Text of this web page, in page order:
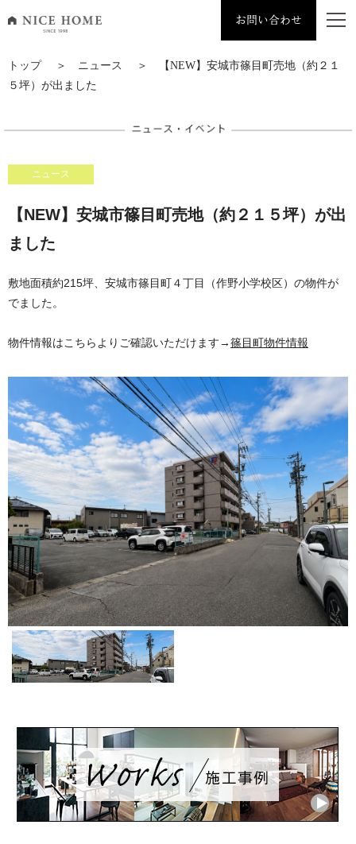
ナイスホーム トップページへ移動
お問い合わせ
トップ ＞ ニュース
＞ 【NEW】安城市篠目町売地（約２１
５坪）が出ました
ニュース
【NEW】安城市篠目町売地（約２１５坪）が出
ました
敷地面積約215坪、安城市篠目町４丁目（作野小学校区）の物件が
でました。
物件情報はこちらよりご確認いただけます→篠目町物件情報